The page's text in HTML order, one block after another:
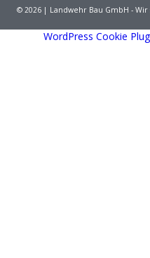
© 2026 | Landwehr Bau GmbH -
WordPress Cookie